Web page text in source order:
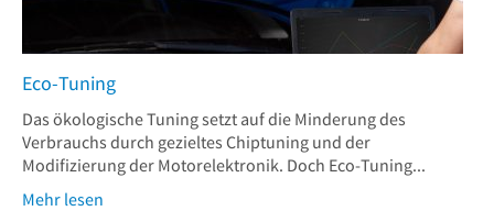
Eco-Tuning
Das ökologische Tuning setzt auf die Minderung des
Verbrauchs durch gezieltes Chiptuning und der
Modifizierung der Motorelektronik. Doch Eco-Tuning...
Mehr lesen